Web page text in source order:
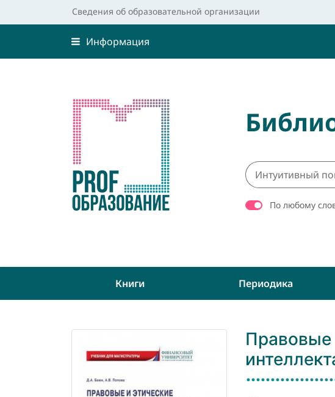
Сведения об образовательной организации
Информация
По любому
Книги Периодика
Правовые